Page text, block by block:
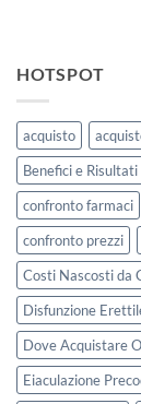
HOTSPOT
acquisto
Benefici e Risultati
confronto farmaci
confronto prezzi
Costi Nascosti da
Disfunzione
Dove Acquistare
Eiaculazione